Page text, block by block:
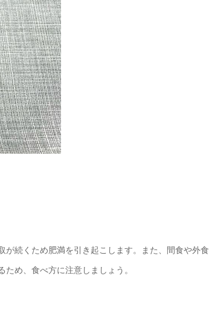
続くため肥満を引き起こします。また、間食や外食
め、食べ方に注意しましょう。